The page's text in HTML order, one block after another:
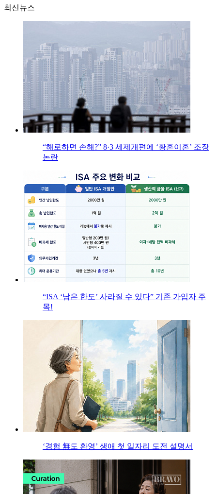
최신뉴스
“해로하면 손해?” 8·3 세제개편에 ‘황혼이혼’ 조장
논란
“ISA ‘남은 한도’ 사라질 수 있다” 기존 가입자 주
목!
‘경험 無도 환영’ 생애 첫 일자리 도전 설명서